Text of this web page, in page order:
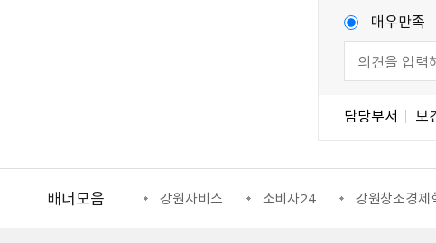
매우만족
담당부서 보
배너모음
강원일자리정보망 강원자비스 소비자24 강원창조경제